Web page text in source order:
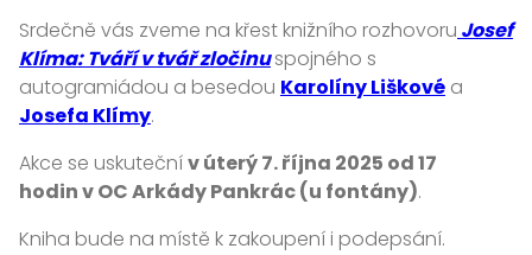
Srdečně vás zveme na křest knižního rozhovoru Josef
Klíma: Tváří v tvář zločinuspojného s
autogramiádou a besedou Karolíny Liškové a
Josefa Klímy.
Akce se uskutečnív úterý 7. října 2025 od 17
hodin v OC Arkády Pankrác (u fontány).
Kniha bude na místě k zakoupení i podepsání.